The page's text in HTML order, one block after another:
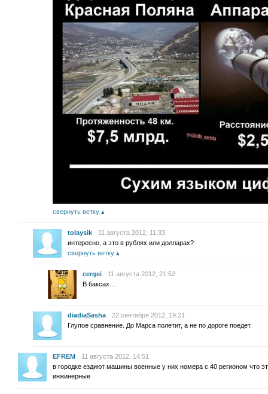
свернуть ветку
tolaysik
11 августа 2012, 11:33
интересно, а это в рублях или долларах?
свернуть ветку
cergei
11 августа 2012, 21:52
В баксах…
diadiaSasha
22 сентября 2012, 19:21
Глупое сравнение. До Марса полетит, а не по дороге поедет.
EFREM
11 августа 2012, 14:51
в городке ездиют машины военные у них номера с 40 регионом что
инжинерные